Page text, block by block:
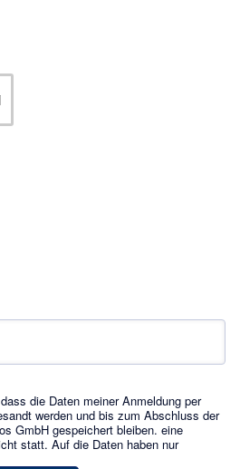
die Daten meiner Anmeldung per
werden und bis zum Abschluss der
GmbH gespeichert bleiben. eine
statt. Auf die Daten haben nur